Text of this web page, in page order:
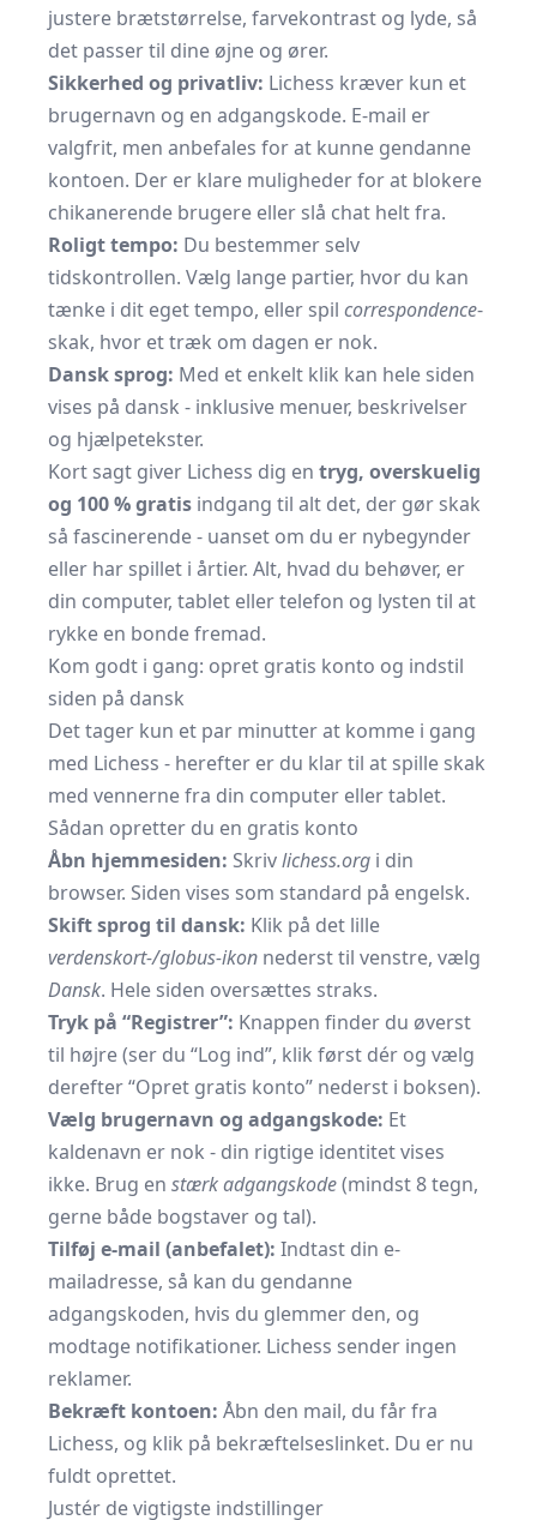
justere brætstørrelse, farvekontrast og lyde, så
det passer til dine øjne og ører.
Sikkerhed og privatliv: Lichess kræver kun et
brugernavn og en adgangskode. E-mail er
valgfrit, men anbefales for at kunne gendanne
kontoen. Der er klare muligheder for at blokere
chikanerende brugere eller slå chat helt fra.
Roligt tempo: Du bestemmer selv
tidskontrollen. Vælg lange partier, hvor du kan
tænke i dit eget tempo, eller spil correspondence-
skak, hvor et træk om dagen er nok.
Dansk sprog: Med et enkelt klik kan hele siden
vises på dansk - inklusive menuer, beskrivelser
og hjælpetekster.
Kort sagt giver Lichess dig en tryg, overskuelig
og 100 % gratis indgang til alt det, der gør skak
så fascinerende - uanset om du er nybegynder
eller har spillet i årtier. Alt, hvad du behøver, er
din computer, tablet eller telefon og lysten til at
rykke en bonde fremad.
Kom godt i gang: opret gratis konto og indstil
siden på dansk
Det tager kun et par minutter at komme i gang
med Lichess - herefter er du klar til at spille skak
med vennerne fra din computer eller tablet.
Sådan opretter du en gratis konto
Åbn hjemmesiden: Skrivlichess.org i din
browser. Siden vises som standard på engelsk.
Skift sprog til dansk: Klik på det lille
verdenskort-/globus-ikon nederst til venstre, vælg
Dansk. Hele siden oversættes straks.
Tryk på “Registrer”: Knappen finder du øverst
til højre (ser du “Log ind”, klik først dér og vælg
derefter “Opret gratis konto” nederst i boksen).
Vælg brugernavn og adgangskode: Et
kaldenavn er nok - din rigtige identitet vises
ikke. Brug en stærk adgangskode(mindst 8 tegn,
gerne både bogstaver og tal).
Tilføj e-mail (anbefalet): Indtast din e-
mailadresse, så kan du gendanne
adgangskoden, hvis du glemmer den, og
modtage notifikationer. Lichess sender ingen
reklamer.
Bekræft kontoen: Åbn den mail, du får fra
Lichess, og klik på bekræftelseslinket. Du er nu
fuldt oprettet.
Justér de vigtigste indstillinger